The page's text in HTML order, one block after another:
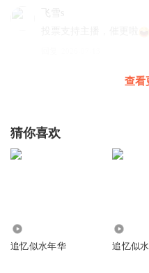
飞雪s
查看
猜你喜欢
追忆似水年华 追忆似